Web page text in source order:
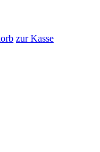
zur Kasse